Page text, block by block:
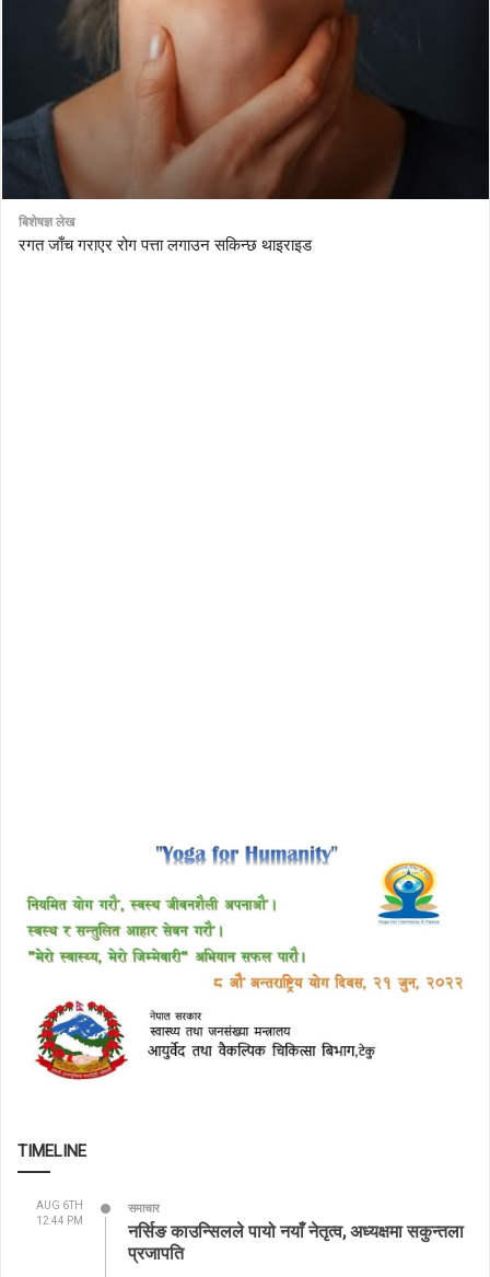
बिशेषज्ञ लेख
रगत जाँच गराएर रोग पत्ता लगाउन सकिन्छ थाइराइड
TIMELINE
AUG 6TH
12:44 PM
समाचार
नर्सिङ काउन्सिलले पायो नयाँ नेतृत्व, अध्यक्षमा सकुन्तला
प्रजापति